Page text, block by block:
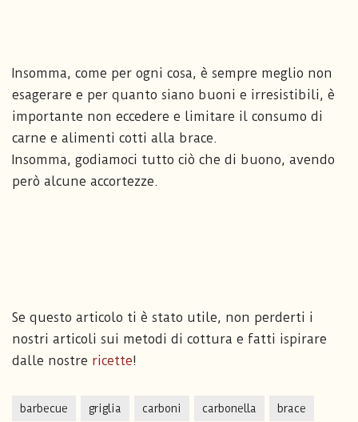
Insomma, come per ogni cosa, è sempre meglio non
esagerare e per quanto siano buoni e irresistibili, è
importante non eccedere e limitare il consumo di
carne e alimenti cotti alla brace.
Insomma, godiamoci tutto ciò che di buono, avendo
però alcune accortezze.
Se questo articolo ti è stato utile, non perderti i
nostri articoli sui metodi di cottura e fatti ispirare
dalle nostre ricette!
barbecue griglia carboni carbonella brace